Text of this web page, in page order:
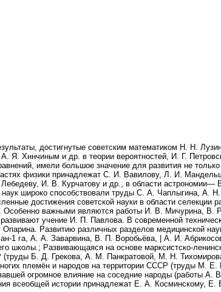
достигнутые советским математиком Н. Н.
Я. Хннчиным и др. в теории вероятностей, И. Г.
имели большое значение для развития не
физики принадлежат С. И. Вавилову, Л. И.
И. В. Курчатову и др., в области
наук широко способствовали труды С. А. Чаплыгина,
достижения советской науки в области селекции
Особенно важными являются работы И. В. Мичурина, В.
учение И. П. Павлова. В современной
Развитию различных разделов медицинской
1 га, А. А. Заварвина, В. П. Воробьёва, | А. И.
школы.; Развивающаяся на основе марксистско-
Б. Д. Грекова, А. М. Панкратовой, М. Н.
племён и народов на территории СССР (труды М.
огромное влияние на соседние народы (работы
всеобщей истории принадлежат Е. А. Косминскому,